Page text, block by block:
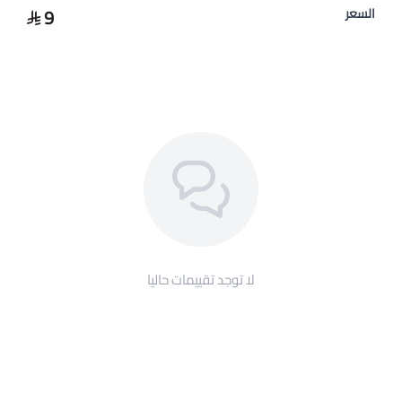
السعر 9
لا توجد تقييمات حاليا